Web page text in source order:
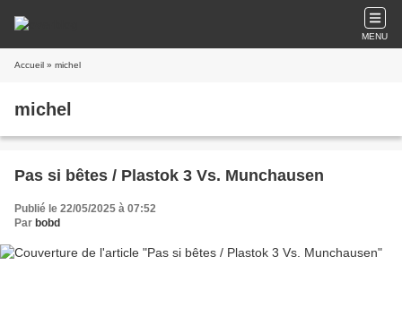
MENU
Accueil » michel
michel
Pas si bêtes / Plastok 3 Vs. Munchausen
Publié le 22/05/2025 à 07:52
Par bobd